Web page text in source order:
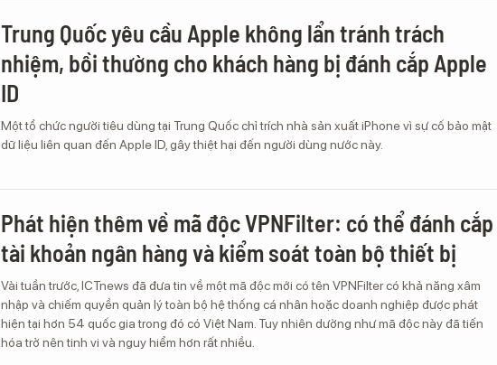
Trung Quốc yêu cầu Apple không lẩn tránh trách
nhiệm, bồi thường cho khách hàng bị đánh cắp Apple
ID
Một tổ chức người tiêu dùng tại Trung Quốc chỉ trích nhà sản xuất iPhone vì sự cố bảo mật
dữ liệu liên quan đến Apple ID, gây thiệt hại đến người dùng nước này.
Phát hiện thêm về mã độc VPNFilter: có thể đánh cắp
tài khoản ngân hàng và kiểm soát toàn bộ thiết bị
Vài tuần trước, ICTnews đã đưa tin về một mã độc mới có tên VPNFilter có khả năng xâm
nhập và chiếm quyền quản lý toàn bộ hệ thống cá nhân hoặc doanh nghiệp được phát
hiện tại hơn 54 quốc gia trong đó có Việt Nam. Tuy nhiên dường như mã độc này đã tiến
hóa trở nên tinh vi và nguy hiểm hơn rất nhiều.